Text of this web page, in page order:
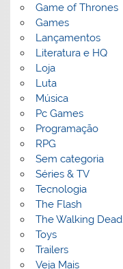
Game of Thrones
Games
Lançamentos
Literatura e HQ
Loja
Luta
Música
Pc Games
Programação
RPG
Sem categoria
Séries & TV
Tecnologia
The Flash
The Walking Dead
Toys
Trailers
Veja Mais